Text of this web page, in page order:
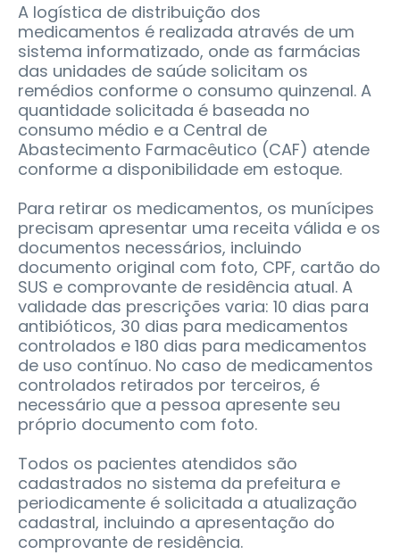
A logística de distribuição dos
medicamentos é realizada através de um
sistema informatizado, onde as farmácias
das unidades de saúde solicitam os
remédios conforme o consumo quinzenal. A
quantidade solicitada é baseada no
consumo médio e a Central de
Abastecimento Farmacêutico (CAF) atende
conforme a disponibilidade em estoque.
Para retirar os medicamentos, os munícipes
precisam apresentar uma receita válida e os
documentos necessários, incluindo
documento original com foto, CPF, cartão do
SUS e comprovante de residência atual. A
validade das prescrições varia: 10 dias para
antibióticos, 30 dias para medicamentos
controlados e 180 dias para medicamentos
de uso contínuo. No caso de medicamentos
controlados retirados por terceiros, é
necessário que a pessoa apresente seu
próprio documento com foto.
Todos os pacientes atendidos são
cadastrados no sistema da prefeitura e
periodicamente é solicitada a atualização
cadastral, incluindo a apresentação do
comprovante de residência.